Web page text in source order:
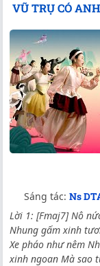
VŨ TRỤ CÓ ANH
Sáng tác: Ns
Lời 1: [Fmaj7] Nô
Nhung gấm xinh
Xe pháo như nêm
xinh ngoan Mà sao